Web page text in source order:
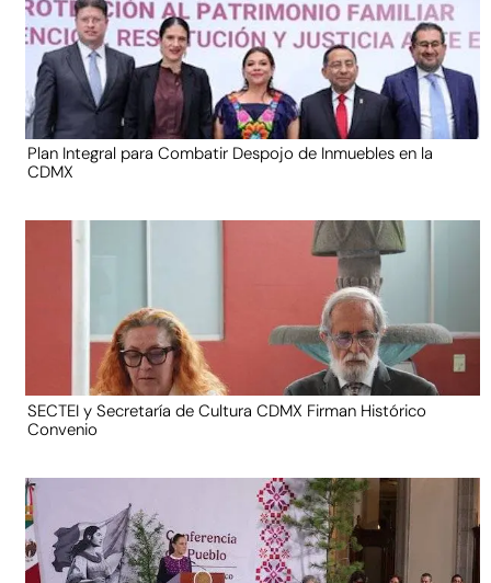
Plan Integral para Combatir Despojo de Inmuebles en la
CDMX
SECTEI y Secretaría de Cultura CDMX Firman Histórico
Convenio